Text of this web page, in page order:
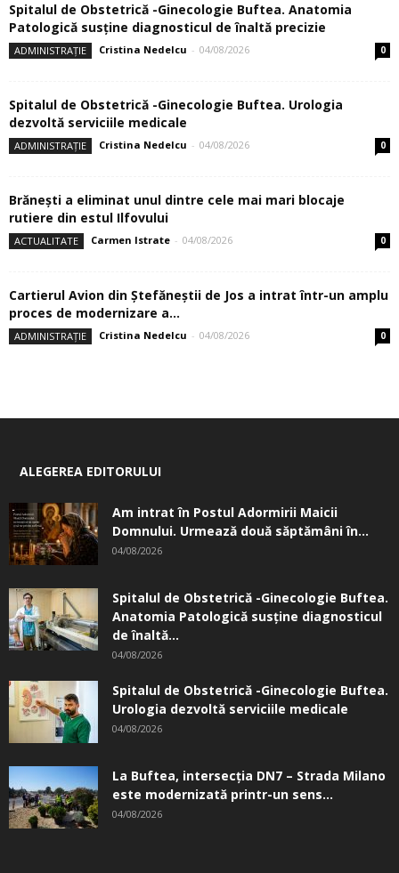
Spitalul de Obstetrică -Ginecologie Buftea. Anatomia
Patologică susţine diagnosticul de înaltă precizie
ADMINISTRAȚIE Cristina Nedelcu - 04/08/2026 0
Spitalul de Obstetrică -Ginecologie Buftea. Urologia
dezvoltă serviciile medicale
ADMINISTRAȚIE Cristina Nedelcu - 04/08/2026 0
Brănești a eliminat unul dintre cele mai mari blocaje
rutiere din estul Ilfovului
ACTUALITATE Carmen Istrate - 04/08/2026 0
Cartierul Avion din Ştefăneştii de Jos a intrat într-un amplu
proces de modernizare a...
ADMINISTRAȚIE Cristina Nedelcu - 04/08/2026 0
ALEGEREA EDITORULUI
Am intrat în Postul Adormirii Maicii
Domnului. Urmează două săptămâni în...
04/08/2026
Spitalul de Obstetrică -Ginecologie Buftea.
Anatomia Patologică susţine diagnosticul
de înaltă...
04/08/2026
Spitalul de Obstetrică -Ginecologie Buftea.
Urologia dezvoltă serviciile medicale
04/08/2026
La Buftea, intersecţia DN7 – Strada Milano
este modernizată printr-un sens...
04/08/2026